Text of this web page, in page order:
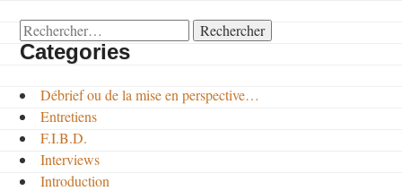
Rechercher :
Categories
Débrief ou de la mise en perspective…
Entretiens
F.I.B.D.
Interviews
Introduction